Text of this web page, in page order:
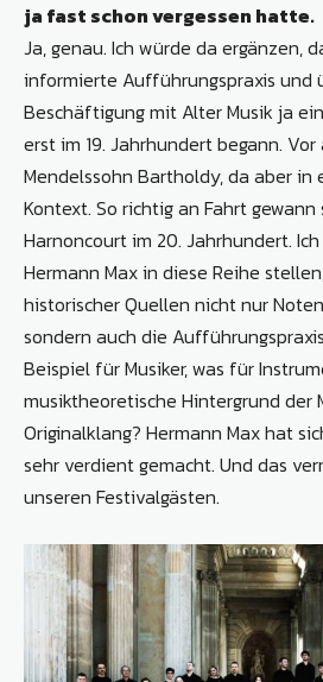
ja fast schon vergessen hatte.
Ja, genau. Ich würde da ergänzen,
informierte Aufführungspraxis und
Beschäftigung mit Alter Musik ja
erst im 19. Jahrhundert begann.
Mendelssohn Bartholdy, da aber in
Kontext. So richtig an Fahrt
Harnoncourt im 20. Jahrhundert.
Hermann Max in diese Reihe
historischer Quellen nicht nur
sondern auch die
Beispiel für Musiker, was für
musiktheoretische Hintergrund der
Originalklang? Hermann Max hat
sehr verdient gemacht. Und das
unseren Festivalgästen.